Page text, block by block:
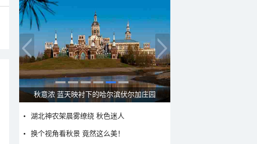
秋意浓 蓝天映衬下的哈尔滨伏尔加庄园
湖北神农架晨雾缭绕 秋色迷人
换个视角看秋景 竟然这么美！